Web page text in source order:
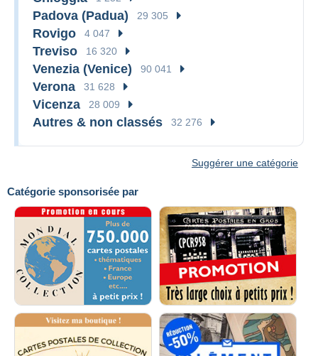
Catégorie sponsorisée par
Padova (Padua) 29 305
Rovigo 4 047
Treviso 16 320
Venezia (Venice) 90 041
Verona 31 628
Vicenza 28 009
Autres & non classés 32 276
Suggérer une catégorie